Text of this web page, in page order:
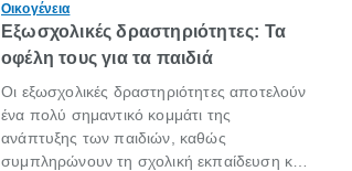
Οικογένεια
Εξωσχολικές δραστηριότητες: Τα
οφέλη τους για τα παιδιά
Οι εξωσχολικές δραστηριότητες αποτελούν
ένα πολύ σημαντικό κομμάτι της
ανάπτυξης των παιδιών, καθώς
συμπληρώνουν τη σχολική εκπαίδευση και